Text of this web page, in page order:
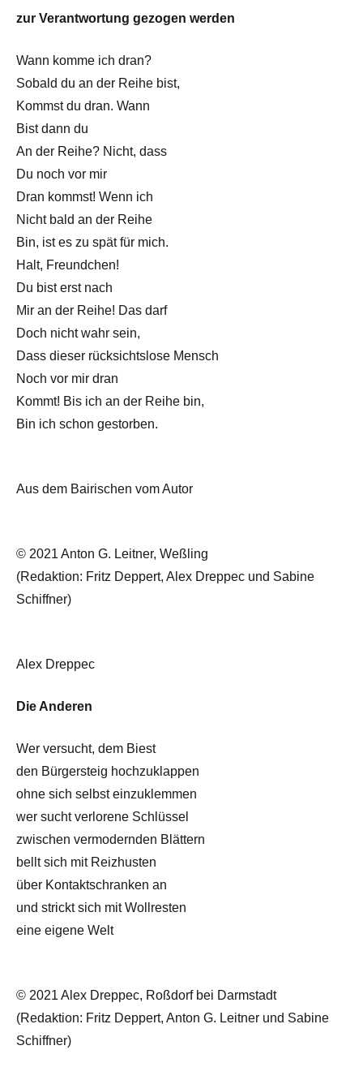
zur Verantwortung gezogen werden
Wann komme ich dran?
Sobald du an der Reihe bist,
Kommst du dran. Wann
Bist dann du
An der Reihe? Nicht, dass
Du noch vor mir
Dran kommst! Wenn ich
Nicht bald an der Reihe
Bin, ist es zu spät für mich.
Halt, Freundchen!
Du bist erst nach
Mir an der Reihe! Das darf
Doch nicht wahr sein,
Dass dieser rücksichtslose Mensch
Noch vor mir dran
Kommt! Bis ich an der Reihe bin,
Bin ich schon gestorben.
Aus dem Bairischen vom Autor
© 2021 Anton G. Leitner, Weßling
(Redaktion: Fritz Deppert, Alex Dreppec und Sabine
Schiffner)
Alex Dreppec
Die Anderen
Wer versucht, dem Biest
den Bürgersteig hochzuklappen
ohne sich selbst einzuklemmen
wer sucht verlorene Schlüssel
zwischen vermodernden Blättern
bellt sich mit Reizhusten
über Kontaktschranken an
und strickt sich mit Wollresten
eine eigene Welt
© 2021 Alex Dreppec, Roßdorf bei Darmstadt
(Redaktion: Fritz Deppert, Anton G. Leitner und Sabine
Schiffner)